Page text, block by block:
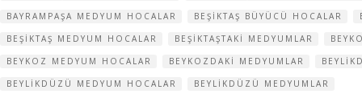
BAYRAMPAŞA MEDYUM HOCALAR
BEŞIKTAŞ BÜYÜCÜ HOCALAR
BEŞIKTAŞ MEDYUM HOCALAR
BEŞIKTAŞTAKI MEDYUMLAR
BEYKOZ MEDYUM HOCALAR
BEYKOZDAKI MEDYUMLAR
BEYLIKDÜZÜ MEDYUM HOCALAR
BEYLIKDÜZÜ MEDYUMLAR